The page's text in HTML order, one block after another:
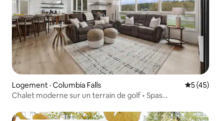
Logement · Columbia Falls Note
5 (45)
Chalet moderne sur un terrain de golf • Spas